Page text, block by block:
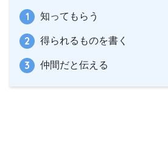
知ってもらう
得られるものを書く
仲間だと伝える